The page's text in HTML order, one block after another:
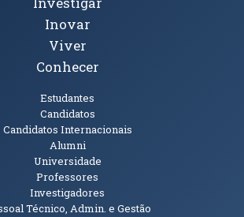
Inovar
Viver
Conhecer
Estudantes
Candidatos
Candidatos Internacionais
Alumni
Universidade
Professores
Investigadores
Técnico, Admin. e Gestão